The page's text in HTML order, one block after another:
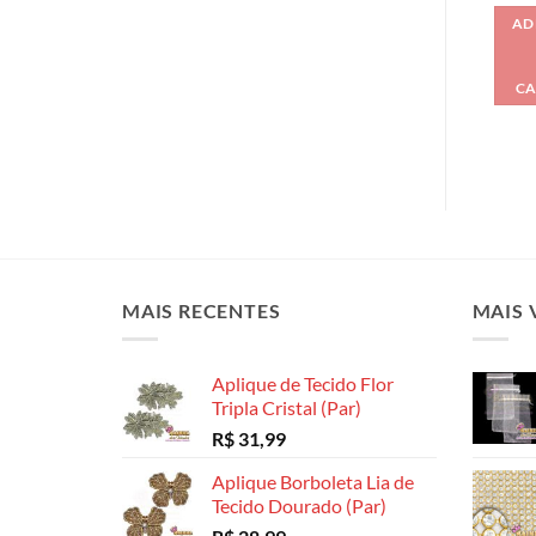
MAIS RECENTES
Aplique de Tecido Flor
Tripla Cristal (Par)
R$ 31,99
Aplique Borboleta Lia de
Tecido Dourado (Par)
MAIS